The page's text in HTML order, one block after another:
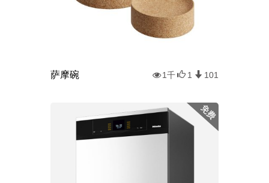
萨摩碗 1千 1 101